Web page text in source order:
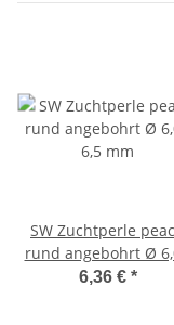
SW Zuchtperle
rund angebohrt Ø
6,5 mm
6,36 € *